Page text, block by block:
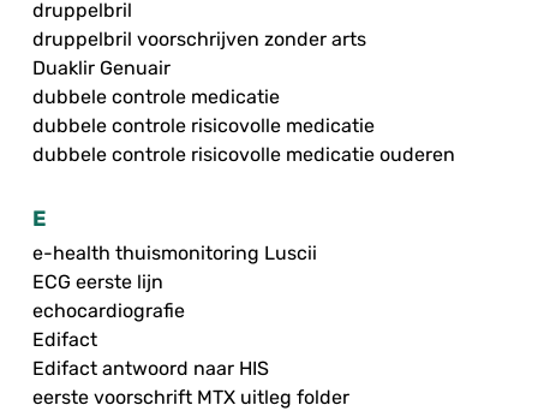
druppelbril
druppelbril voorschrijven zonder arts
Duaklir Genuair
dubbele controle medicatie
dubbele controle risicovolle medicatie
dubbele controle risicovolle medicatie ouderen
E
e-health thuismonitoring Luscii
ECG eerste lijn
echocardiografie
Edifact
Edifact antwoord naar HIS
eerste voorschrift MTX uitleg folder